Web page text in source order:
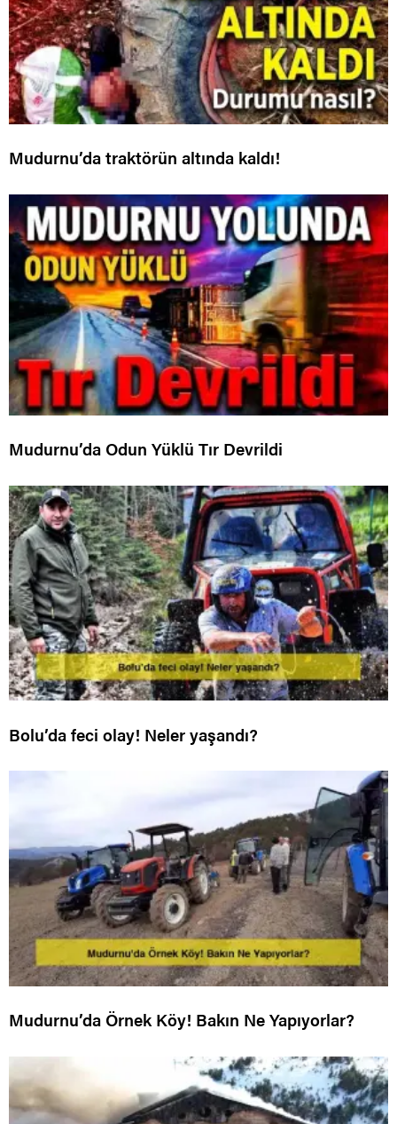
Mudurnu’da traktörün altında kaldı!
Mudurnu’da Odun Yüklü Tır Devrildi
Bolu’da feci olay! Neler yaşandı?
Mudurnu’da Örnek Köy! Bakın Ne Yapıyorlar?